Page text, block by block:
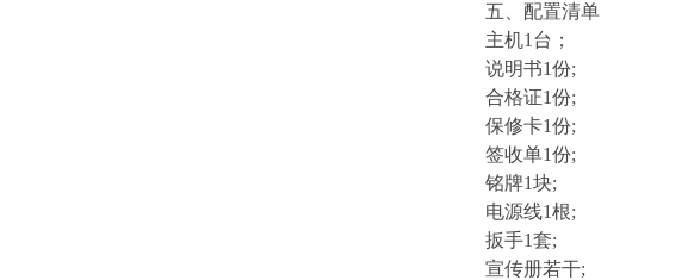
五、配置清单
主机1台；
说明书1份;
合格证1份;
保修卡1份;
签收单1份;
铭牌1块;
电源线1根;
扳手1套;
宣传册若干;